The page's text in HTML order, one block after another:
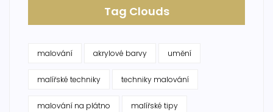
Tag Clouds
malování akrylové barvy umění
malířské techniky techniky malování
malování na plátno malířské tipy